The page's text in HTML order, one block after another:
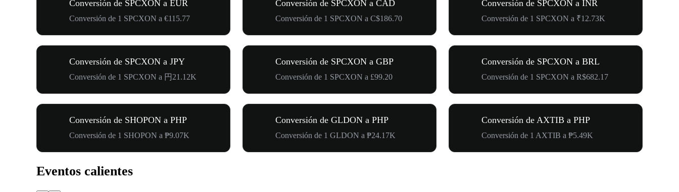
Conversión de SPCXON a EUR
Conversión de 1 SPCXON a €115.77
Conversión de SPCXON a CAD
Conversión de 1 SPCXON a C$186.70
Conversión de SPCXON a INR
Conversión de 1 SPCXON a ₹12.73K
Conversión de SPCXON a JPY
Conversión de 1 SPCXON a 円21.12K
Conversión de SPCXON a GBP
Conversión de 1 SPCXON a £99.20
Conversión de SPCXON a BRL
Conversión de 1 SPCXON a R$682.17
Conversión de SHOPON a PHP
Conversión de 1 SHOPON a ₱9.07K
Conversión de GLDON a PHP
Conversión de 1 GLDON a ₱24.17K
Conversión de AXTIB a PHP
Conversión de 1 AXTIB a ₱5.49K
Eventos calientes